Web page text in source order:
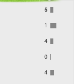
5
1
4
0
4